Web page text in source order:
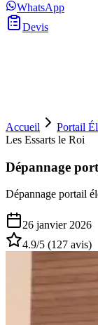
WhatsApp
Devis
Accueil Portail
Les Essarts le Roi
Dépannage
Dépannage portail
26 janvier 2026
4.9/5 (127 avis)